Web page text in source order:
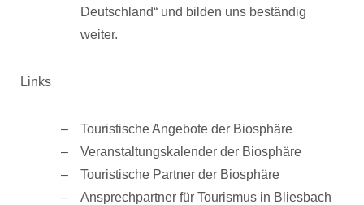
Deutschland“ und bilden uns beständig
weiter.
Links
Touristische Angebote der Biosphäre
Veranstaltungskalender der Biosphäre
Touristische Partner der Biosphäre
Ansprechpartner für Tourismus in Bliesbach